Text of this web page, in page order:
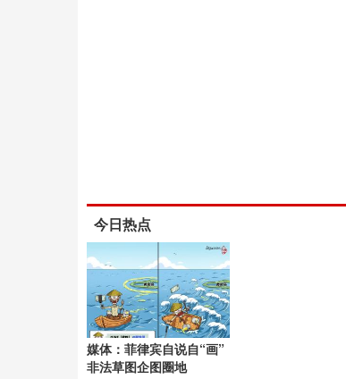
今日热点
媒体：菲律宾自说自“画”
非法草图企图圈地